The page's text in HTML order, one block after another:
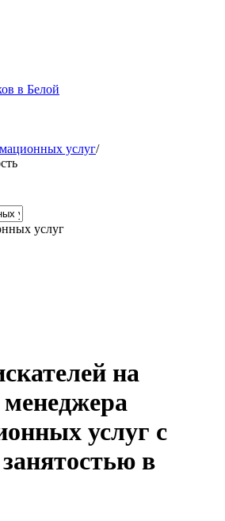
в Белой
услуг/
услуг
на
услуг с
в